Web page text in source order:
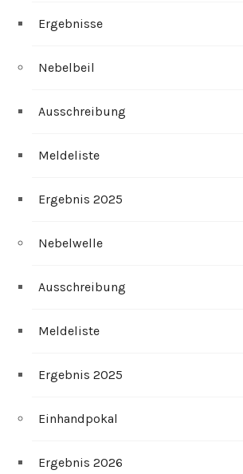
Ergebnisse
Nebelbeil
Ausschreibung
Meldeliste
Ergebnis 2025
Nebelwelle
Ausschreibung
Meldeliste
Ergebnis 2025
Einhandpokal
Ergebnis 2026